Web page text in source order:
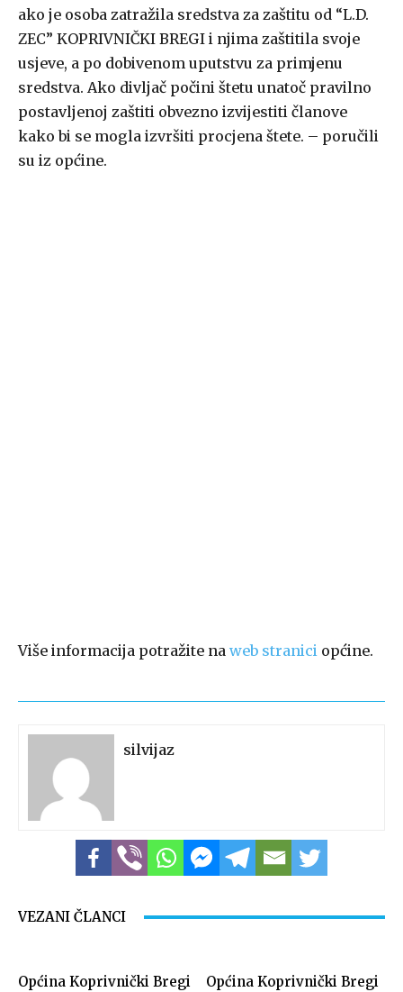
ako je osoba zatražila sredstva za zaštitu od “L.D.
ZEC” KOPRIVNIČKI BREGI i njima zaštitila svoje
usjeve, a po dobivenom uputstvu za primjenu
sredstva. Ako divljač počini štetu unatoč pravilno
postavljenoj zaštiti obvezno izvijestiti članove
kako bi se mogla izvršiti procjena štete. – poručili
su iz općine.
Više informacija potražite na web stranici općine.
silvijaz
VEZANI ČLANCI
Općina Koprivnički Bregi
Općina Koprivnički Bregi